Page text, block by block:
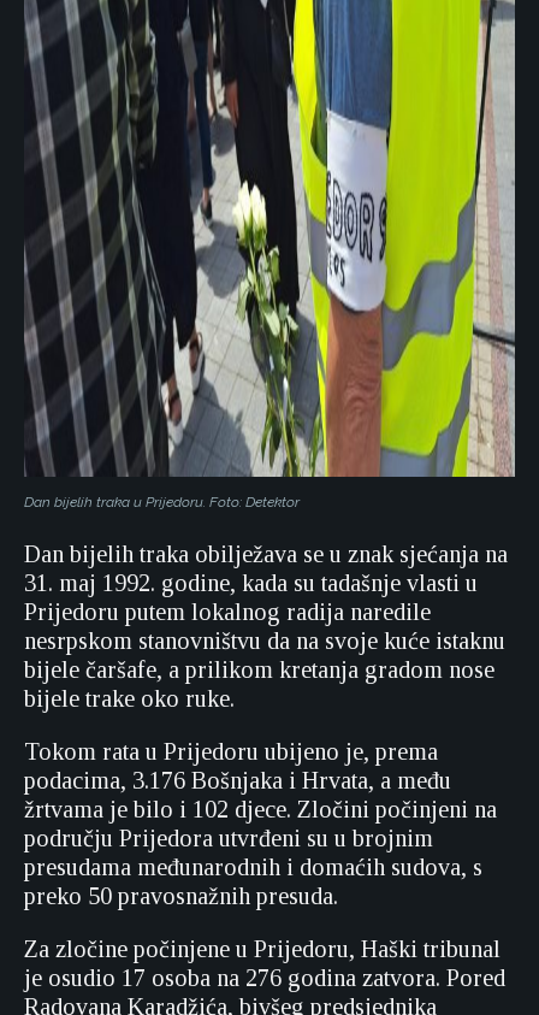
Dan bijelih traka u Prijedoru. Foto: Detektor
Dan bijelih traka obilježava se u znak sjećanja na
31. maj 1992. godine, kada su tadašnje vlasti u
Prijedoru putem lokalnog radija naredile
nesrpskom stanovništvu da na svoje kuće istaknu
bijele čaršafe, a prilikom kretanja gradom nose
bijele trake oko ruke.
Tokom rata u Prijedoru ubijeno je, prema
podacima, 3.176 Bošnjaka i Hrvata, a među
žrtvama je bilo i 102 djece. Zločini počinjeni na
području Prijedora utvrđeni su u brojnim
presudama međunarodnih i domaćih sudova, s
preko 50 pravosnažnih presuda.
Za zločine počinjene u Prijedoru, Haški tribunal
je osudio 17 osoba na 276 godina zatvora. Pored
Radovana Karadžića, bivšeg predsjednika